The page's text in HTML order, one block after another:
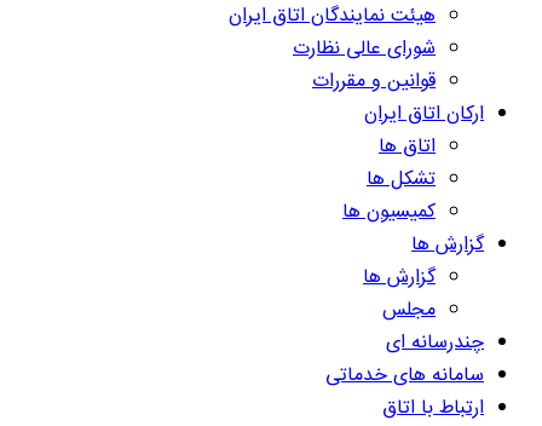
هیئت نمایندگان اتاق ایران
شورای عالی نظارت
قوانین و مقررات
ارکان اتاق ایران
اتاق ها
تشکل ها
کمیسیون ها
گزارش ها
گزارش ها
مجلس
چندرسانه ای
سامانه های خدماتی
ارتباط با اتاق